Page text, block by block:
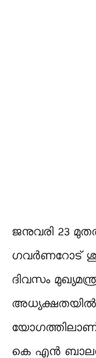
ജനുവരി 23
ഗവര്‍ണറോട്
ദിവസം
അധ്യക്ഷതയില്‍
യോഗത്തിലാണ്
കെ എന്‍